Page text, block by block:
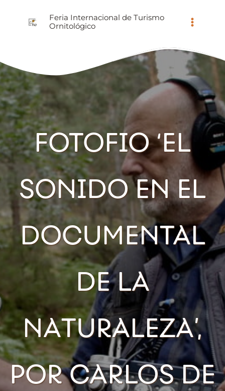
Feria Internacional de Turismo
Ornitológico
FOTOFIO ‘EL
SONIDO EN EL
DOCUMENTAL
DE LA
NATURALEZA’,
POR CARLOS DE